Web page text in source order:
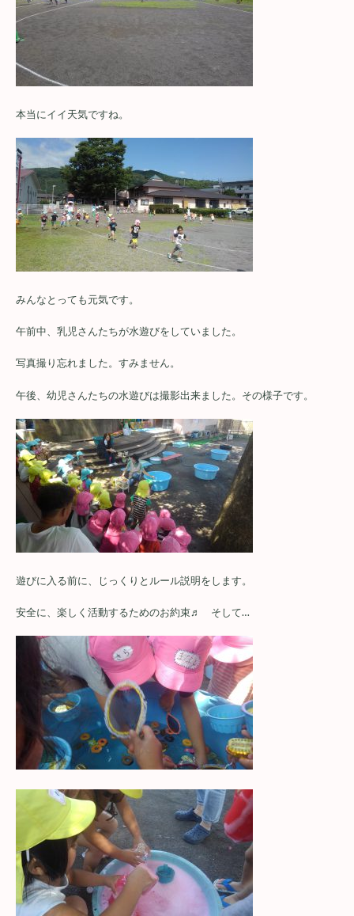
本当にイイ天気ですね。
みんなとっても元気です。
午前中、乳児さんたちが水遊びをしていました。
写真撮り忘れました。すみません。
午後、幼児さんたちの水遊びは撮影出来ました。その様子です。
遊びに入る前に、じっくりとルール説明をします。
安全に、楽しく活動するためのお約束♬ そして…